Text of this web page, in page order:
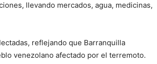
llevando mercados, agua, medicinas,
reflejando que Barranquilla
venezolano afectado por el terremoto.